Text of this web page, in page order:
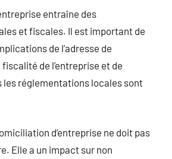
entraîne des
et fiscales. Il est important de
de l’adresse de
de l’entreprise et de
les réglementations locales sont
d’entreprise ne doit pas
Elle a un impact sur non